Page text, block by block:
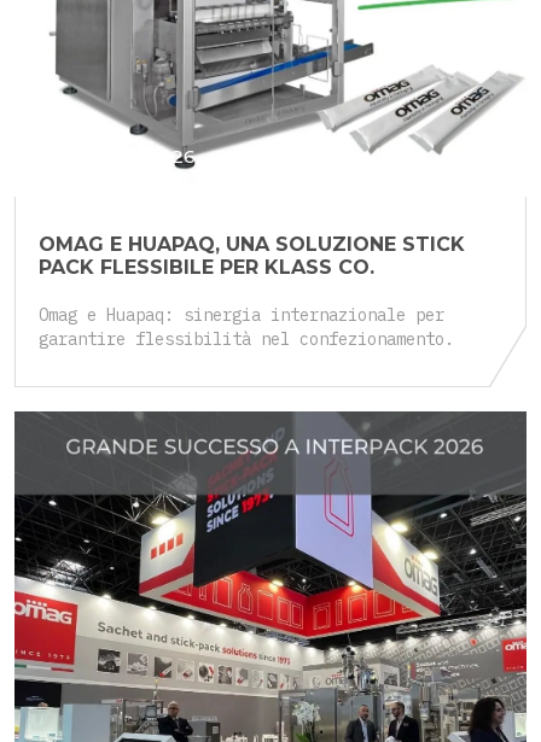
25 Maggio 2026
OMAG E HUAPAQ, UNA SOLUZIONE STICK
PACK FLESSIBILE PER KLASS CO.
Omag e Huapaq: sinergia internazionale per
garantire flessibilità nel confezionamento.